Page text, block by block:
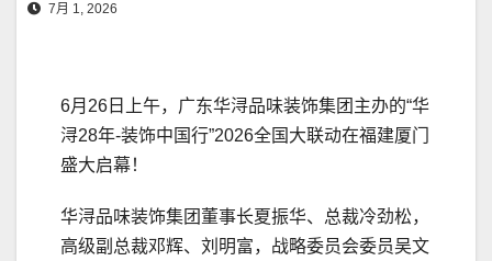
7月 1, 2026
6月26日上午，广东华浔品味装饰集团主办的“华
浔28年-装饰中国行”2026全国大联动在福建厦门
盛大启幕！
华浔品味装饰集团董事长夏振华、总裁冷劲松，
高级副总裁邓辉、刘明富，战略委员会委员吴文